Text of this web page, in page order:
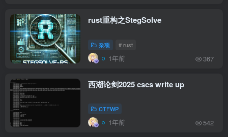
rust重构之StegSolve
杂项 # rust
1年前 367
西湖论剑2025 cscs write up
CTFWP
1年前 542